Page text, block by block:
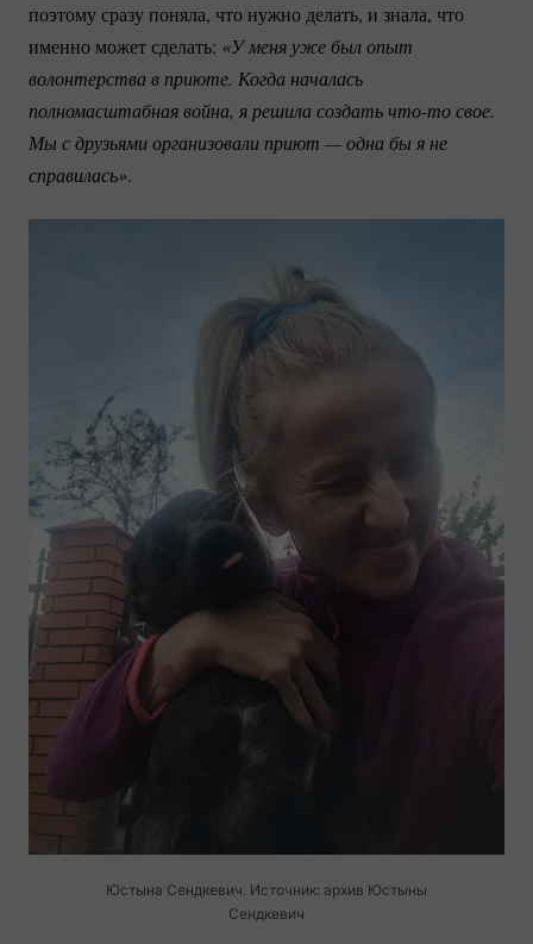
поэтому сразу поняла, что нужно делать, и знала, что
именно может сделать: «У меня уже был опыт
волонтерства в приюте. Когда началась
полномасштабная война, я решила создать что-то свое.
Мы с друзьями организовали приют — одна бы я не
справилась».
Юстына Сендкевич. Источник: архив Юстыны
Сендкевич